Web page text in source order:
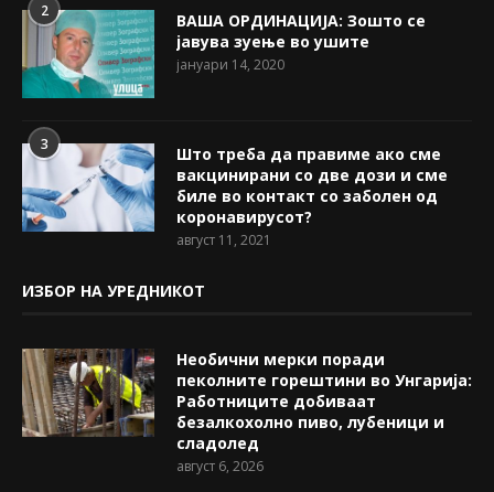
2
ВАША ОРДИНАЦИЈА: Зошто се
јавува зуење во ушите
јануари 14, 2020
3
Што треба да правиме ако сме
вакцинирани со две дози и сме
биле во контакт со заболен од
коронавирусот?
август 11, 2021
ИЗБОР НА УРЕДНИКОТ
Необични мерки поради
пеколните горештини во Унгарија:
Работниците добиваат
безалкохолно пиво, лубеници и
сладолед
август 6, 2026